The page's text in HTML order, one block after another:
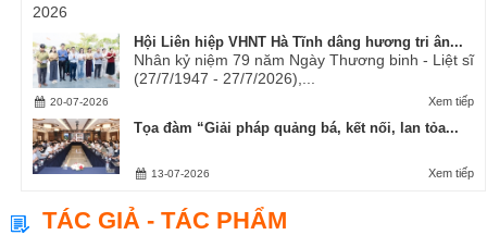
Hội Liên hiệp VHNT Hà Tĩnh dâng hương tri ân...
Nhân kỷ niệm 79 năm Ngày Thương binh - Liệt sĩ
(27/7/1947 - 27/7/2026),...
Xem tiếp
20-07-2026
Tọa đàm “Giải pháp quảng bá, kết nối, lan tỏa...
Xem tiếp
13-07-2026
TÁC GIẢ - TÁC PHẨM